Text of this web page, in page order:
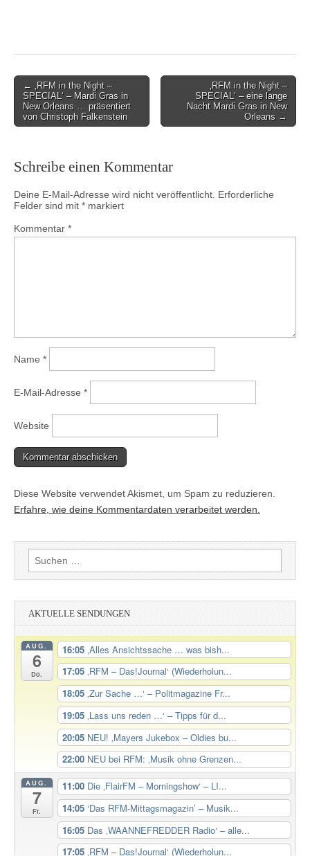
Post
navigation
← ‚RFM in the Night –
SPECIAL‘ – Mardi Gras in
New Orleans … präsentiert
von Christoph Falkenstein
‚RFM in the Night –
SPECIAL‘ – eine lange
Nacht Mardi Gras in New
Orleans →
Schreibe einen Kommentar
Deine E-Mail-Adresse wird nicht veröffentlicht. Erforderliche
Felder sind mit * markiert
Kommentar *
Name *
E-Mail-Adresse *
Website
Diese Website verwendet Akismet, um Spam zu reduzieren.
Erfahre, wie deine Kommentardaten verarbeitet werden.
Suchen
nach:
AKTUELLE SENDUNGEN
AUG.
6
Do.
16:05 ‚Alles Ansichtssache … was bish...
17:05 ‚RFM – Das!Journal‘ (Wiederholun...
18:05 ‚Zur Sache …‘ – Politmagazine Fr...
19:05 ‚Lass uns reden …‘ – Tipps für d...
20:05 NEU! ‚Mayers Jukebox – Oldies bu...
22:00 NEU bei RFM: ‚Musik ohne Grenzen...
AUG.
7
Fr.
11:00 Die ‚FlairFM – Morningshow‘ – LI...
14:05 ‘Das RFM-Mittagsmagazin’ – Musik...
16:05 Das ‚WAANNEFREDDER Radio‘ – alle...
17:05 ‚RFM – Das!Journal‘ (Wiederholun...